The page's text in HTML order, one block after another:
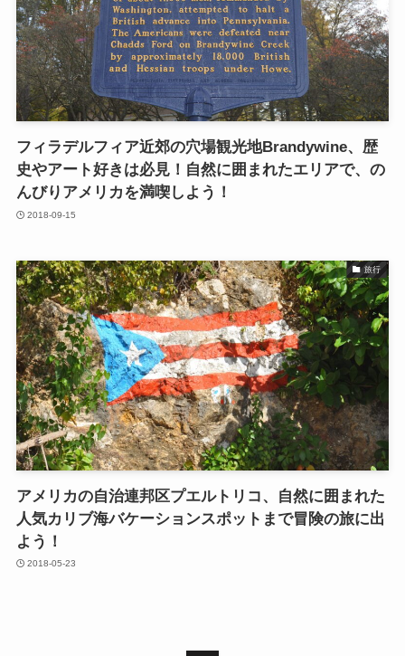
フィラデルフィア近郊の穴場観光地Brandywine、歴
史やアート好きは必見！自然に囲まれたエリアで、の
んびりアメリカを満喫しよう！
2018-09-15
旅行
アメリカの自治連邦区プエルトリコ、自然に囲まれた
人気カリブ海バケーションスポットまで冒険の旅に出
よう！
2018-05-23